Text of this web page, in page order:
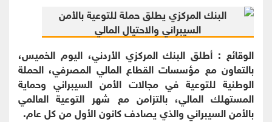
الوقائع : أطلق البنك المركزي الأردني، اليوم الخميس،
بالتعاون مع مؤسسات القطاع المالي المصرفي، الحملة
الوطنية للتوعية في مجالات الأمن السيبراني وحماية
المستهلك المالي، بالتزامن مع شهر التوعية العالمي
بالأمن السيبراني والذي يصادف كانون الأول من كل عام.